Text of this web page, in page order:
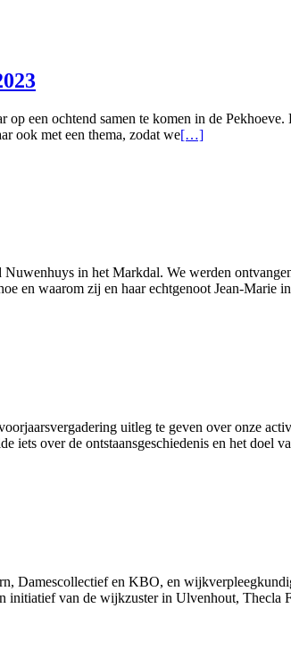
een ochtend samen te komen in de
ook met een thema, zodat weLees
[…]
in het Markdal. We werden
en waarom zij en haar echtgenoot Jean-Marie
uitleg te geven over onze
iets over de ontstaansgeschiedenis en het doel
Damescollectief en KBO, en
initiatief van de wijkzuster in Ulvenhout, Thecla